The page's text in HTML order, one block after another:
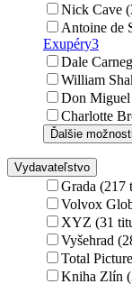
Nick Cave
Antoine de
Exupéry3
Dale
William
Don
Charlotte
Ďalšie možnosti
Vydavateľstvo
Grada (217
Volvox
XYZ (31
Vyšehrad
Total
Kniha Zlín